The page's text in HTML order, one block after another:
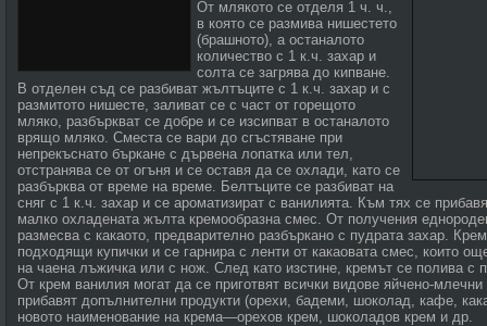
От млякото се отделя 1 ч. ч.,
в която се размива нишестето
(брашното), а останалото
количество с 1 к.ч. захар и
солта се загрява до кипване.
В отделен съд се разбиват жълтъците с 1 к.ч. захар и с
размитото нишесте, заливат се с част от горещото
мляко, разбъркват се добре и се изсипват в останалото
врящо мляко. Сместа се вари до сгъстяване при
непрекъснато бъркане с дървена лопатка или тел,
отстранява се от огъня и се оставя да се охлади, като се
разбърква от време на време. Белтъците се разбиват на
сняг с 1 к.ч. захар и се ароматизират с ванилията. Към тях се
малко охладената жълта кремообразна смес. От получения
размесва с какаото, предварително разбъркано с пудрата захар.
подходящи купички и се гарнира с ленти от какаовата смес, които
на чаена лъжичка или с нож. След като изстине, кремът се полива с
От крем ванилия могат да се приготвят всички видове яйчено-
прибавят допълнителни продукти (орехи, бадеми, шоколад, кафе,
новото наименование на крема—орехов крем, шоколадов крем и др.